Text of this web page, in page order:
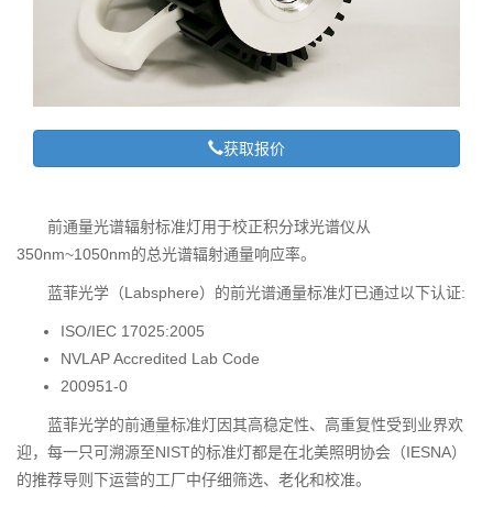
获取报价
前通量光谱辐射标准灯用于校正积分球光谱仪从
350nm~1050nm的总光谱辐射通量响应率。
蓝菲光学（Labsphere）的前光谱通量标准灯已通过以下认证:
ISO/IEC 17025:2005
NVLAP Accredited Lab Code
200951-0
蓝菲光学的前通量标准灯因其高稳定性、高重复性受到业界欢
迎，每一只可溯源至NIST的标准灯都是在北美照明协会（IESNA）
的推荐导则下运营的工厂中仔细筛选、老化和校准。